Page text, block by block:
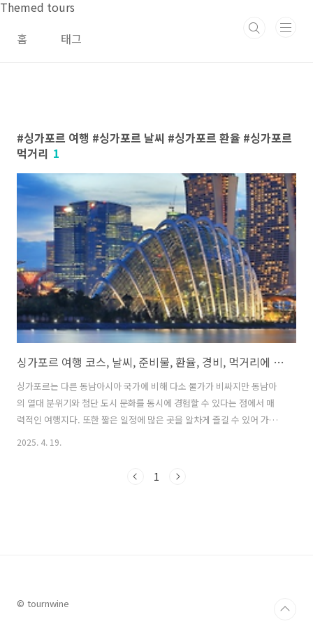
본문 바로가기
Themed tours
홈
태그
싱가포르 여행 #싱가포르 날씨 #싱가포르 환율 #싱가포르
먹거리 1
싱가포르 여행 코스, 날씨, 준비물, 환율, 경비, 먹거리에 대한 모든 것
싱가포르는 다른 동남아시아 국가에 비해 다소 물가가 비싸지만 동남아
의 열대 분위기와 첨단 도시 문화를 동시에 경험할 수 있다는 점에서 매
력적인 여행지다. 또한 짧은 일정에 많은 곳을 알차게 즐길 수 있어 가족
여행은 물론 커플, 친구와의 여행지로도 인기가 많다. 깨끗하고 안전한
있는 도시, 그리고 쇼핑까지! 이번 글에서는 싱가포르 대표 여행코스부터
2025. 4. 19.
1
© tournwine